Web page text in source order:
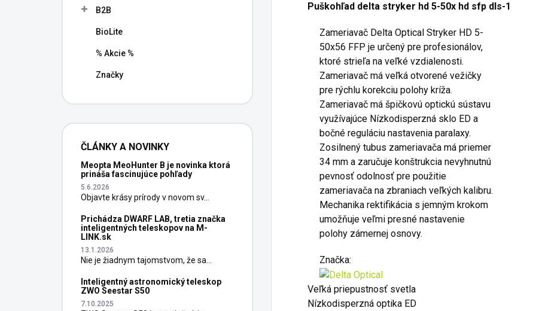
B2B
BioLite
% Akcie %
Značky
ČLÁNKY A NOVINKY
Meopta MeoHunter B je novinka ktorá
prináša fascinujúce pohľady
5.6.2026
Objavte krásy prírody v novom sv...
Prichádza DWARF LAB, tretia značka
inteligentných teleskopov na M-
LINK.sk
13.1.2026
Nie je žiadnym tajomstvom, že sa...
Inteligentný astronomický teleskop
ZWO Seestar S50
7.10.2025
Puškohľad delta stryker hd 5-50x hd sfp dls-1
Zameriavač Delta Optical Stryker HD 5-
50x56 FFP je určený pre profesionálov,
ktoré strieľa na veľké vzdialenosti.
Zameriavač má veľká otvorené vežičky
pre rýchlu korekciu polohy kríža.
Zameriavač má špičkovú optickú sústavu
využívajúce Nízkodisperzná sklo ED a
bočné reguláciu nastavenia paralaxy.
Zosilnený tubus zameriavača má priemer
34 mm a zaručuje konštrukcia nevyhnutnú
pevnosť odolnosť pre použitie
zameriavača na zbraniach veľkých kalibru.
Mechanika rektifikácia s jemným krokom
umožňuje veľmi presné nastavenie
polohy zámernej osnovy.
Značka:
Veľká priepustnosť svetla
Nízkodisperzná optika ED